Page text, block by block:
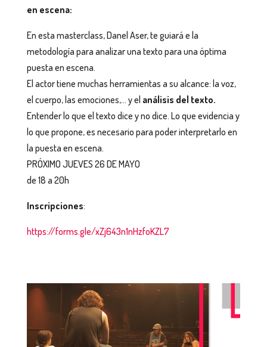
en escena:
En esta masterclass, Danel Aser, te guiará e la
metodología para analizar una texto para una óptima
puesta en escena.
El actor tiene muchas herramientas a su alcance: la voz,
el cuerpo, las emociones,… y el análisis del texto.
Entender lo que el texto dice y no dice. Lo que evidencia y
lo que propone, es necesario para poder interpretarlo en
la puesta en escena.
PRÓXIMO JUEVES 26 DE MAYO
de 18 a 20h
Inscripciones:
https://forms.gle/xZj643n1nHzfoKZL7